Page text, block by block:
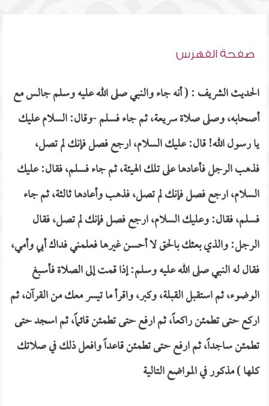
صفحة الفهرس
الحديث الشريف : ( أنه جاء والنبي صلى الله عليه وسلم جالس مع
أصحابه، وصلى صلاة سريعة، ثم جاء فسلم -وقال: السلام عليك
يا رسول الله! قال: عليك السلام، ارجع فصل فإنك لم تصل،
فذهب الرجل فأعادها على تلك الهيئة، ثم جاء فسلم، فقال: عليك
السلام، ارجع فصل فإنك لم تصل، فذهب وأعادها ثالثة، ثم جاء
فسلم، فقال: وعليك السلام، ارجع فصل فإنك لم تصل، فقال
الرجل: والذي بعثك بالحق لا أحسن غيرها فعلمني فداك أبي وأمي،
فقال له النبي صلى الله عليه وسلم: إذا قمت إلى الصلاة فأسبغ
الوضوء، ثم استقبل القبلة، وكبر، واقرأ ما تيسر معك من القرآن، ثم
اركع حتى تطمئن راكعاً، ثم ارفع حتى تطمئن قائماً، ثم اسجد حتى
تطمئن ساجداً، ثم ارفع حتى تطمئن قاعداً وافعل ذلك في صلاتك
كلها ) مذكور في المواضع التالية